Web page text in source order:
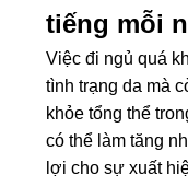
tiếng mỗi
Việc đi ngủ quá
tình trạng da mà
khỏe tổng thể
có thể làm tăng
lợi cho sự xuất